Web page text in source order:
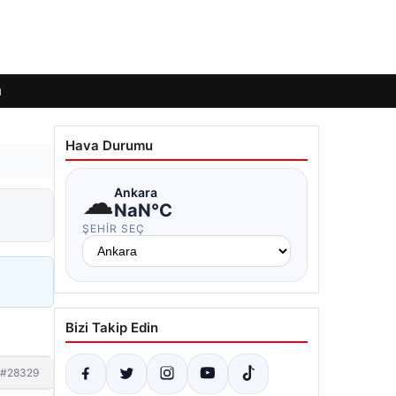
#28329
Hava Durumu
☁Ankara
NaN°C
ŞEHIR SEÇ
Bizi Takip Edin